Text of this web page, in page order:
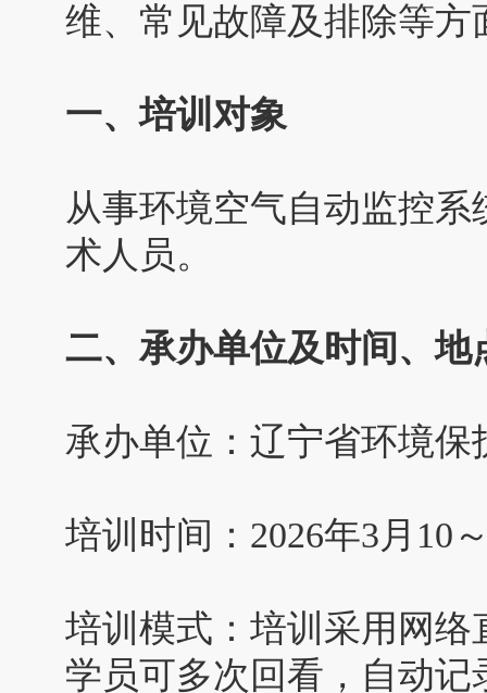
维、常见故障及排除等
一、培训对象
从事环境空气自动监控
术人员。
二、承办单位及时间、地
承办单位：辽宁省环境保
培训时间：2026年3月10
培训模式：培训采用网
学员可多次回看，自动记